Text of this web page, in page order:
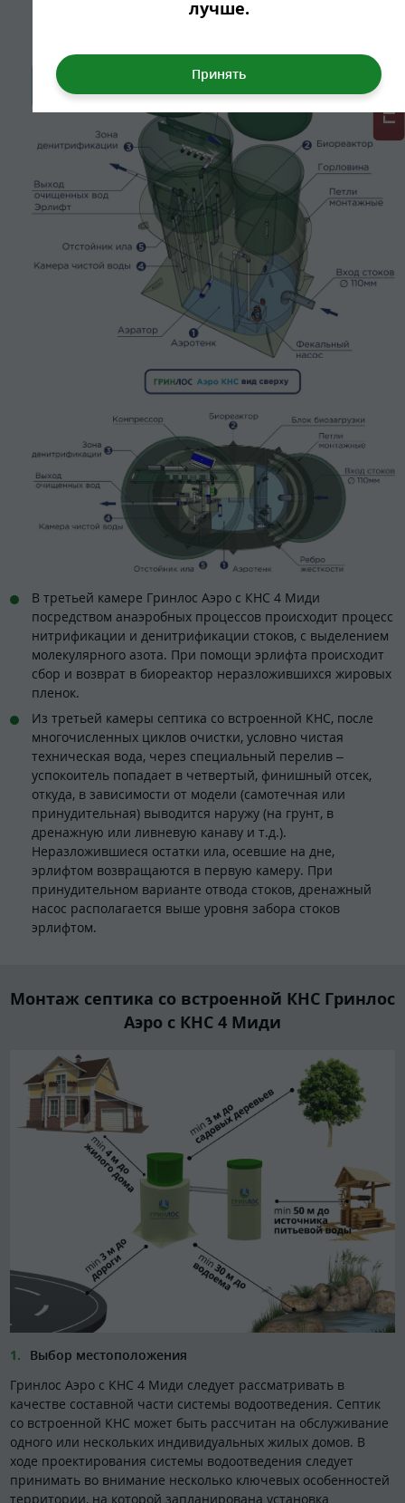
В третьей камере Гринлос Аэро с КНС 4 Миди
посредством анаэробных процессов происходит процесс
нитрификации и денитрификации стоков, с выделением
молекулярного азота. При помощи эрлифта происходит
сбор и возврат в биореактор неразложившихся жировых
пленок.
Из третьей камеры септика со встроенной КНС, после
многочисленных циклов очистки, условно чистая
техническая вода, через специальный перелив –
успокоитель попадает в четвертый, финишный отсек,
откуда, в зависимости от модели (самотечная или
принудительная) выводится наружу (на грунт, в
дренажную или ливневую канаву и т.д.).
Неразложившиеся остатки ила, осевшие на дне,
эрлифтом возвращаются в первую камеру. При
принудительном варианте отвода стоков, дренажный
насос располагается выше уровня забора стоков
эрлифтом.
Монтаж септика со встроенной КНС Гринлос
Аэро с КНС 4 Миди
Выбор местоположения
Гринлос Аэро с КНС 4 Миди следует рассматривать в
качестве составной части системы водоотведения. Септик
со встроенной КНС может быть рассчитан на обслуживание
одного или нескольких индивидуальных жилых домов. В
ходе проектирования системы водоотведения следует
принимать во внимание несколько ключевых особенностей
территории, на которой запланирована установка
лучше.